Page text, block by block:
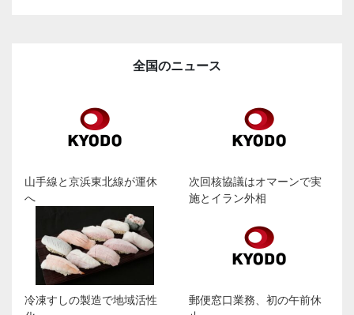
全国のニュース
山手線と京浜東北線が運休
へ
次回核協議はオマーンで実
施とイラン外相
冷凍すしの製造で地域活性
郵便窓口業務、初の午前休